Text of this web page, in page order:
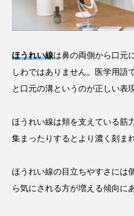
ほうれい線は鼻の両側から口元
しわではありません。医学用語
と口元の溝というのが正しい表
ほうれい線は頬を支えている筋
集まったりするとより濃く刻ま
ほうれい線の目立ちやすさには
ら気にされる方が増える傾向に